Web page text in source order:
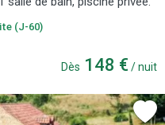
(J-60)
Dès 148 € / nuit